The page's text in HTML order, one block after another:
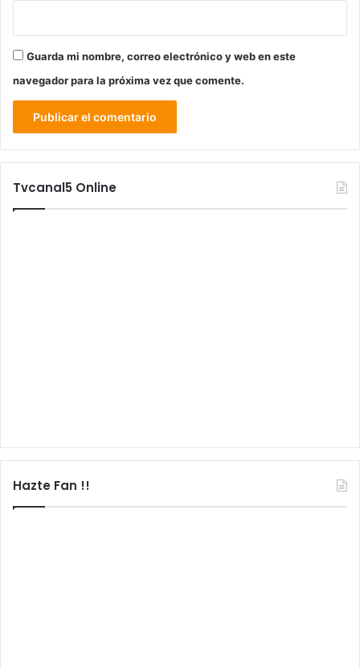
Guarda mi nombre, correo electrónico y web en este
navegador para la próxima vez que comente.
Tvcanal5 Online
Hazte Fan !!